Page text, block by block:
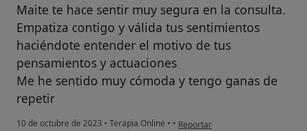
Maite te hace sentir muy segura en la consulta.
Empatiza contigo y válida tus sentimientos
haciéndote entender el motivo de tus
pensamientos y actuaciones
Me he sentido muy cómoda y tengo ganas de
repetir
10 de octubre de 2023 • Terapia Online • • en opinión del usuario Jm
Reportar